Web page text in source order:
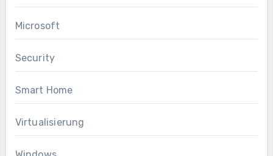
Microsoft
Security
Smart Home
Virtualisierung